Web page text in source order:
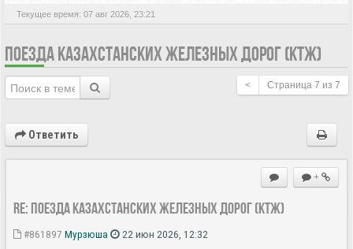
Текущее время: 07 авг 2026, 23:21
ПОЕЗДА КАЗАХСТАНСКИХ ЖЕЛЕЗНЫХ ДОРОГ (КТЖ)
< Страница 7 из 7
Ответить
+
Re: Поезда Казахстанских железных дорог (КТЖ)
#861897 Мурзюша 22 июн 2026, 12:32